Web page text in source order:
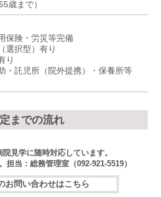
歳まで）
保険・労災等完備
選択型）有り
り
・託児所（院外提携）・保養所等
までの流れ
見学に随時対応しています。
担当：総務管理室（092-921-5519）
お問い合わせはこちら